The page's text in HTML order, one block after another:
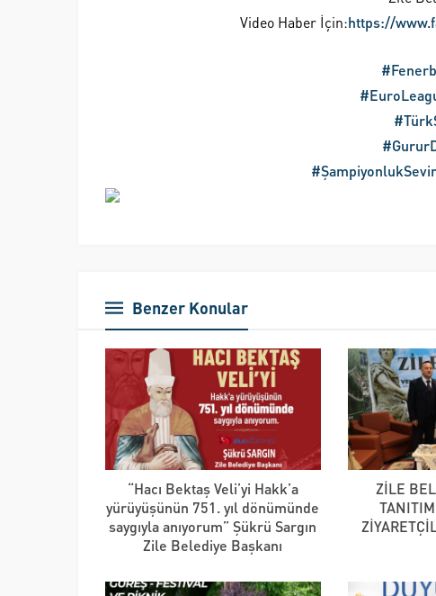
Video Haber İçin:https://
Benzer Konular
“Hacı Bektaş Veli’yi Hakk’a
yürüyüşünün 751. yıl dönümünde
saygıyla anıyorum” Şükrü Sargın
Zile Belediye Başkanı
ZİLE